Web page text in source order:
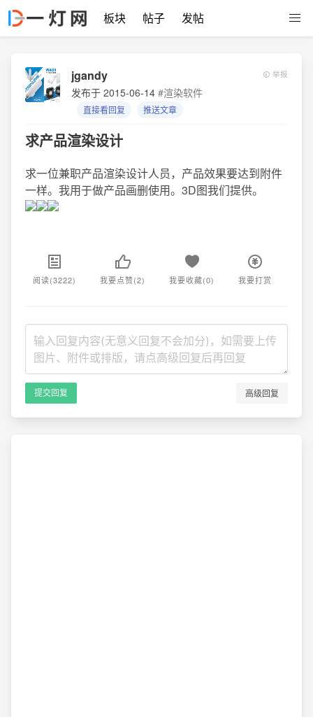
板块 帖子 发帖
jgandy
发布于 2015-06-14 #渲染软件
直接看回复 推送文章
举报
求产品渲染设计
求一位兼职产品渲染设计人员，产品效果要达到附件
一样。我用于做产品画删使用。3D图我们提供。
阅读(3222) 我要点赞(2) 我要收藏(0) 我要打赏
提交回复 高级回复